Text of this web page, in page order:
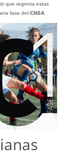
que regenta estas
fase del CNSA.